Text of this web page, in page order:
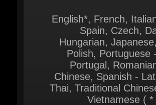
Hungarian,
Polish, Portuguese
Portugal,
Chinese, Spanish -
Thai, Traditional
Vietnamese ( *
המוצר יישלח בין 5 דקות עד שעתיים ממועד